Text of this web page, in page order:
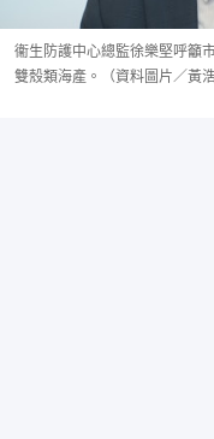
衞生防護中心總監徐樂堅呼籲
雙殼類海產。（資料圖片／黃浩